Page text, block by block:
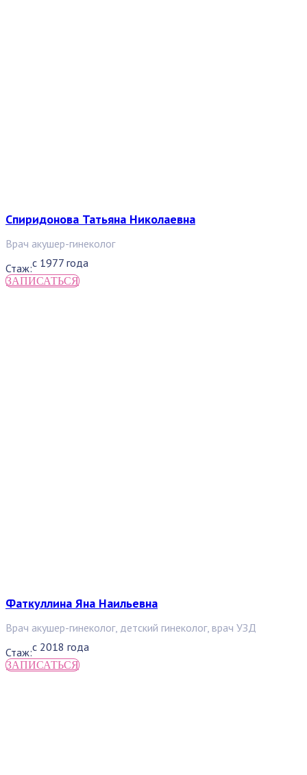
Спиридонова Татьяна Николаевна
Врач акушер-гинеколог
Стаж:с 1977 года
ЗАПИСАТЬСЯ
Фаткуллина Яна Наильевна
Врач акушер-гинеколог, детский гинеколог, врач УЗД
Стаж:с 2018 года
ЗАПИСАТЬСЯ